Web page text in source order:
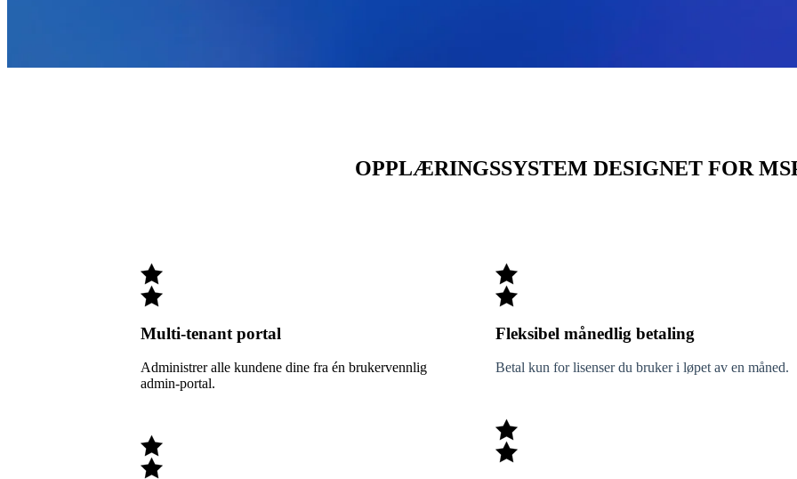
OPPLÆRINGSSYSTEM DESIGNET FOR
Multi-tenant portal
Administrer alle kundene dine fra én brukervennlig
admin-portal.
Fleksibel månedlig betaling
Betal kun for lisenser du bruker i løpet av en måned.